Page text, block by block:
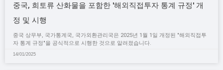
중국, 희토류 산화물을 포함한 '해외직접투자 통계 규정' 개
정 및 시행
중국 상무부, 국가통계국, 국가외환관리국은 2025년 1월 1일 개정된 "해외직접투
자 통계 규정"을 공식적으로 시행한 것으로 알려졌습니다.
14/01/2025